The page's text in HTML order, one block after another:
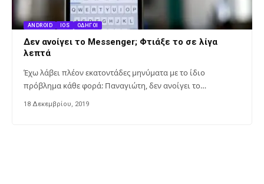
ANDROID IOS ΟΔΗΓΟΊ
Δεν ανοίγει το Messenger; Φτιάξε το σε λίγα
λεπτά
Έχω λάβει πλέον εκατοντάδες μηνύματα με το ίδιο
πρόβλημα κάθε φορά: Παναγιώτη, δεν ανοίγει το…
18 Δεκεμβρίου, 2019